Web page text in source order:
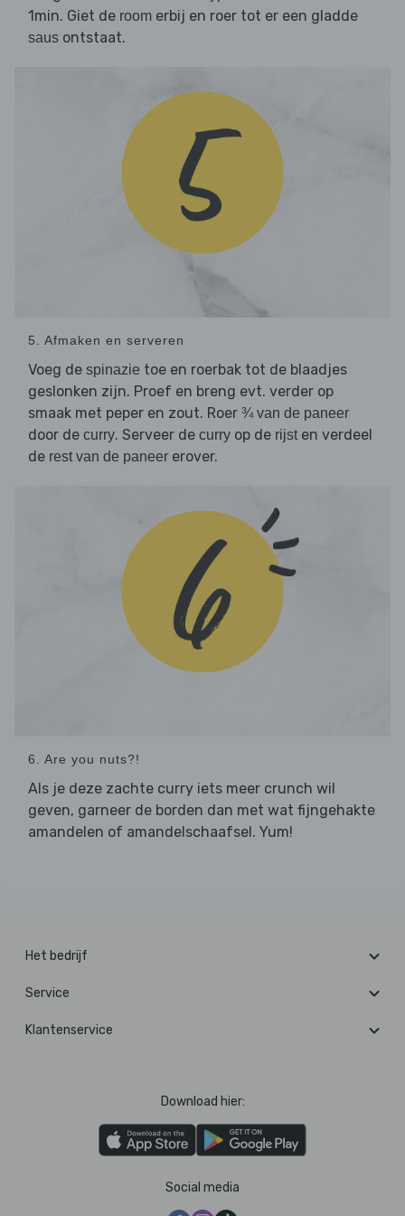
1min. Giet de room erbij en roer tot er een gladde
saus ontstaat.
5. Afmaken en serveren
Voeg de spinazie toe en roerbak tot de blaadjes
geslonken zijn. Proef en breng evt. verder op
smaak met peper en zout. Roer ¾ van de paneer
door de curry. Serveer de curry op de rijsten verdeel
de rest van de paneer erover.
6. Are you nuts?!
Als je deze zachte curry iets meer crunch wil
geven, garneer de borden dan met wat fijngehakte
amandelen of amandelschaafsel. Yum!
Het bedrijf
Service
Klantenservice
Download hier:
Social media